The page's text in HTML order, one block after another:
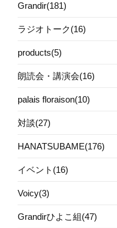
Grandir(181)
ラジオトーク(16)
products(5)
朗読会・講演会(16)
palais floraison(10)
対談(27)
HANATSUBAME(176)
イベント(16)
Voicy(3)
Grandirひよこ組(47)